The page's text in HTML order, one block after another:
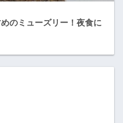
のミューズリー！夜食に